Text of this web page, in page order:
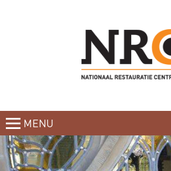
MENU
CLOSE
HOME
CURSUSAANBOD